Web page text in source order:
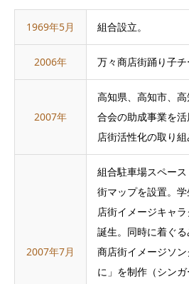
1969年5月 組合設立。
2006年 万々商店街踊り子チ
2007年
高知県、高知市、
合会の助成事業を
店街活性化の取り組
2007年7月
組合駐車場スペー
街マップを設置。
店街イメージキャ
誕生。同時に着ぐる
商店街イメージソ
に」を制作（シン